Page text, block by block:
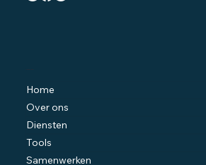
Navigatie
Home
Over ons
Diensten
Tools
Samenwerken